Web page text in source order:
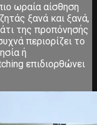
ωραία αίσθηση
ξανά και ξανά,
της προπόνησής
περιορίζει το
ή
επιδιορθώνει